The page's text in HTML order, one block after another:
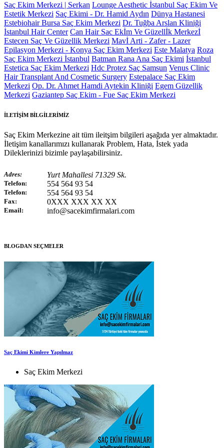
Saç Ekim Merkezi | Serkan Lounge Aesthetic İstanbul Saç Ekim Ve
Estetik Merkezi Saç Ekimi - Dr. Hamid Aydın Dünya Hastanesi
Estebiohair Bursa Saç Ekim Merkezi Dr. Tuğba Arslan Kliniği
İstanbul Hair Center Can Hair Sac Ekİm Ve Güzellİk Merkezİ
Estecen Saç Ve Güzellik Merkezi Mavİ Arti - Zafer - Lazer
Epilasyon Merkezi - Konya Saç Ekim Merkezi Este Malatya Roza
Saç Ekim Merkezi İstanbul Batman Rana Ana Saç Ekimi İstanbul
Estetica Saç Ekim Merkezi Hdc Protez Saç Samsun Venus Clinic
Hair Transplant And Cosmetic Surgery Estepalace Saç Ekim
Merkezi Op. Dr. Ahmet Hamdi Aytekin Kliniği Egem Güzellik
Merkezi Gaziantep Saç Ekim - Fue Saç Ekim Merkezi
İLETİŞİM BİLGİLERİMİZ
Saç Ekim Merkezine ait tüm ileitşim bilgileri aşağıda yer almaktadır.
İletişim kanallarımızı kullanarak Problem, Hata, İstek yada
Dileklerinizi bizimle paylaşabilirsiniz.
Adres: Yurt Mahallesi 71329 Sk.
Telefon: 554 564 93 54
Telefon: 554 564 93 54
Fax: 0XXX XXX XX XX
Email: info@sacekimfirmalari.com
BLOGDAN SEÇMELER
Saç Ekimi Kimlere Yapılmaz
Saç Ekim Merkezi